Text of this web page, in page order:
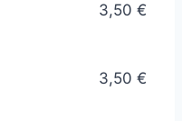
3,50 €
3,50 €